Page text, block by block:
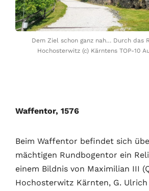
Dem Ziel schon ganz nah… Durch das
Hochosterwitz (c) Kärntens TOP-10
Waffentor, 1576
Beim Waffentor befindet sich
mächtigen Rundbogentor ein
einem Bildnis von Maximilian III
Hochosterwitz Kärnten, G.